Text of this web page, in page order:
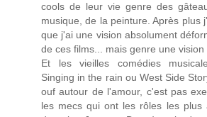
cools de leur vie genre des
musique, de la peinture. Après plus
que j'ai une vision absolument
de ces films... mais genre une vision
Et les vieilles comédies
Singing in the rain ou West Side
ouf autour de l'amour, c'est pas
les mecs qui ont les rôles les plus